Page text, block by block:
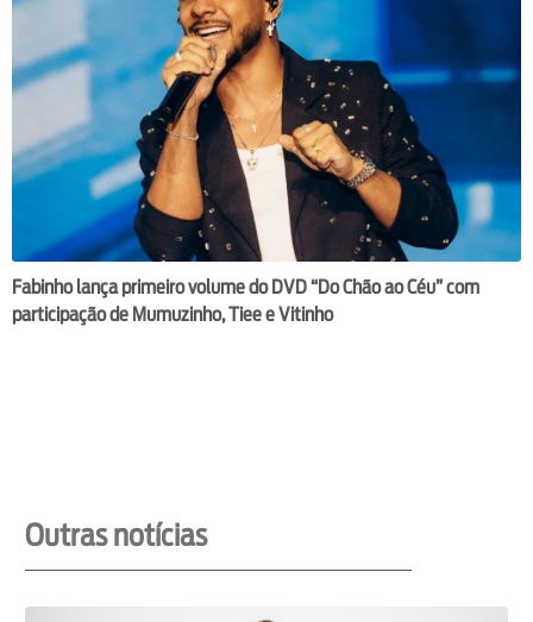
Fabinho lança primeiro volume do DVD “Do Chão ao Céu” com
participação de Mumuzinho, Tiee e Vitinho
Outras notícias